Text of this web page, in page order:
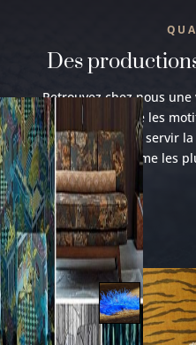
Des
Retrouvez chez nous
les matières que les
disposition pour servir
même les